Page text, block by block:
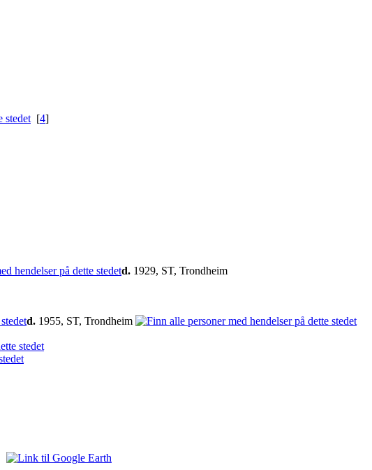
[4]
d. 1929, ST, Trondheim
d. 1955, ST, Trondheim